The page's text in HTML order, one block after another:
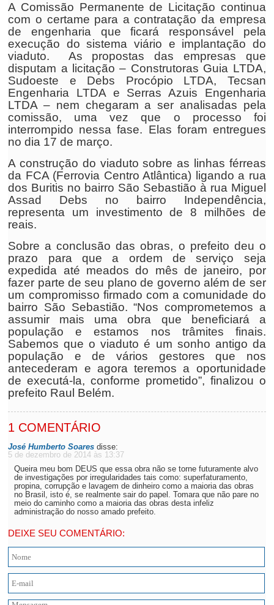
A Comissão Permanente de Licitação continua
com o certame para a contratação da empresa
de engenharia que ficará responsável pela
execução do sistema viário e implantação do
viaduto. As propostas das empresas que
disputam a licitação – Construtoras Guia LTDA,
Sudoeste e Debs Procópio LTDA, Tecsan
Engenharia LTDA e Serras Azuis Engenharia
LTDA – nem chegaram a ser analisadas pela
comissão, uma vez que o processo foi
interrompido nessa fase. Elas foram entregues
no dia 17 de março.
A construção do viaduto sobre as linhas férreas
da FCA (Ferrovia Centro Atlântica) ligando a rua
dos Buritis no bairro São Sebastião à rua Miguel
Assad Debs no bairro Independência,
representa um investimento de 8 milhões de
reais.
Sobre a conclusão das obras, o prefeito deu o
prazo para que a ordem de serviço seja
expedida até meados do mês de janeiro, por
fazer parte de seu plano de governo além de ser
um compromisso firmado com a comunidade do
bairro São Sebastião. “Nos comprometemos a
assumir mais uma obra que beneficiará a
população e estamos nos trâmites finais.
Sabemos que o viaduto é um sonho antigo da
população e de vários gestores que nos
antecederam e agora teremos a oportunidade
de executá-la, conforme prometido”, finalizou o
prefeito Raul Belém.
1 COMENTÁRIO
José Humberto Soares disse:
5 de dezembro de 2014 às 13:37
Queira meu bom DEUS que essa obra não se torne futuramente alvo
de investigações por irregularidades tais como: superfaturamento,
propina, corrupção e lavagem de dinheiro como a maioria das obras
no Brasil, isto é, se realmente sair do papel. Tomara que não pare no
meio do caminho como a maioria das obras desta infeliz
administração do nosso amado prefeito.
DEIXE SEU COMENTÁRIO: